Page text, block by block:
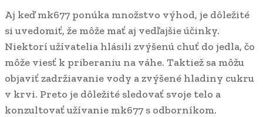
Aj keď mk677 ponúka množstvo výhod, je dôležité
si uvedomiť, že môže mať aj vedľajšie účinky.
Niektorí užívatelia hlásili zvýšenú chuť do jedla, čo
môže viesť k priberaniu na váhe. Taktiež sa môžu
objaviť zadržiavanie vody a zvýšené hladiny cukru
v krvi. Preto je dôležité sledovať svoje telo a
konzultovať užívanie mk677 s odborníkom.